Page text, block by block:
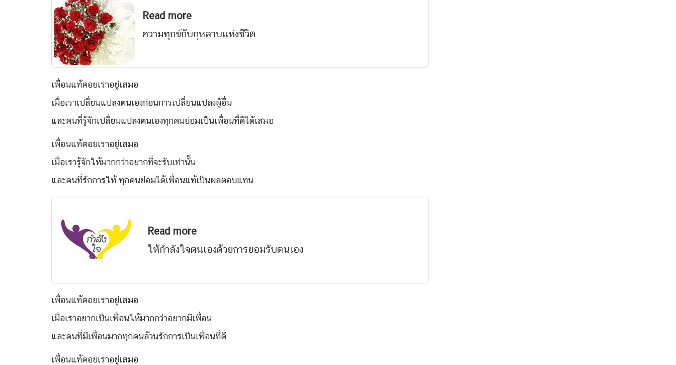
Read more
ความทุกข์กับกุหลาบแห่งชีวิต
เพื่อนแท้คอยเราอยู่เสมอ
เมื่อเราเปลี่ยนแปลงตนเองก่อนการเปลี่ยนแปลงผู้อื่น
และคนที่รู้จักเปลี่ยนแปลงตนเองทุกคนย่อมเป็นเพื่อนที่ดีได้เสมอ
เพื่อนแท้คอยเราอยู่เสมอ
เมื่อเรารู้จักให้มากกว่าอยากที่จะรับเท่านั้น
และคนที่รักการให้ ทุกคนย่อมได้เพื่อนแท้เป็นผลตอบแทน
Read more
ให้กำลังใจตนเองด้วยการยอมรับตนเอง
เพื่อนแท้คอยเราอยู่เสมอ
เมื่อเราอยากเป็นเพื่อนให้มากกว่าอยากมีเพื่อน
และคนที่มีเพื่อนมากทุกคนล้วนรักการเป็นเพื่อนที่ดี
เพื่อนแท้คอยเราอยู่เสมอ